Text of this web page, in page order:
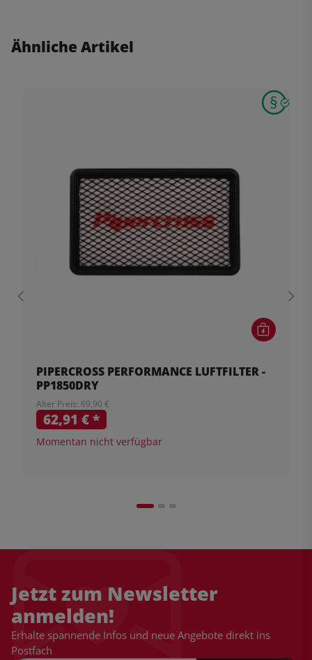
Ähnliche Artikel
PIPERCROSS PERFORMANCE LUFTFILTER -
PP1850DRY
Alter Preis: 69,90 €
62,91 €*
Momentan nicht verfügbar
Jetzt zum Newsletter
anmelden!
Erhalte spannende Infos und neue Angebote direkt ins
Postfach